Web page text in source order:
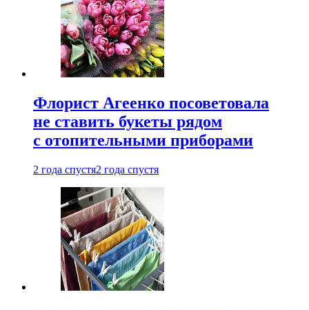
Флорист Агеенко посоветовала
не ставить букеты рядом
с отопительными приборами
2 года спустя2 года спустя